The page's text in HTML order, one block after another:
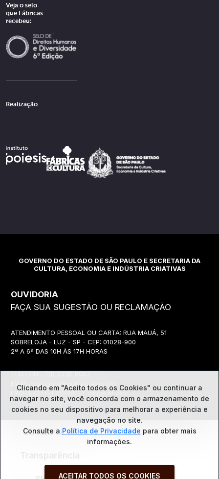
Veja o selo
que Fábricas
recebeu:
Realização
GOVERNO DO ESTADO DE SÃO PAULO E SECRETARIA DA
CULTURA, ECONOMIA E INDÚSTRIA CRIATIVAS
OUVIDORIA
FAÇA SUA SUGESTÃO OU RECLAMAÇÃO
ATENDIMENTO PESSOAL OU CARTA: RUA MAUÁ, 51
SOBRELOJA - LUZ - SP - CEP: 01028-900
2ª A 6ª DAS 10H ÀS 17H HORAS
EMAIL:
ouvidoria@cultura.sp.gov.br
ENDEREÇO ELETRÔNICO: clique abaixo
Ouvidoria
Clicando em "Aceito todos os Cookies" ou continuar a
navegar no site, você concorda com o armazenamento de
cookies no seu dispositivo para melhorar a experiência e
navegação no site.
Consulte a Política de Privacidade para obter mais
informações.
ACEITAR TODOS OS COOKIES